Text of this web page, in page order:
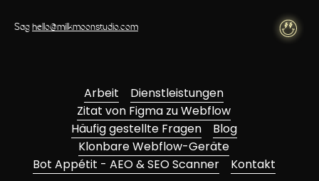
Saghello@milkmoonstudio.com
Arbeit
Dienstleistungen
Zitat von Figma zu Webflow
Häufig gestellte Fragen
Blog
Klonbare Webflow-Geräte
Bot Appétit - AEO & SEO Scanner
Kontakt